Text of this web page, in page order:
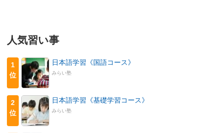
人気習い事
1
位
日本語学習《国語コース》
みらい塾
2
位
日本語学習《基礎学習コース》
みらい塾